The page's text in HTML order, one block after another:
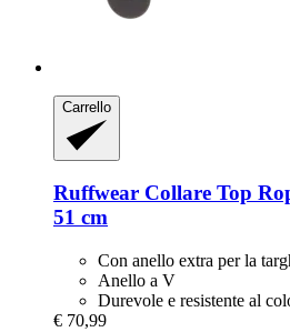
Carrello
Ruffwear Collare Top
51 cm
Con anello extra per la
Anello a V
Durevole e resistente al
€ 70,99